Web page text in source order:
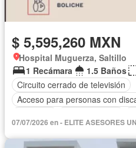
$ 5,595,260 MXN
Hospital Muguerza, Saltillo
1 Recámara
1.5 Baños
Circuito cerrado de televisión
Acceso para personas con
Cancha de tenis
07/07/2026 en - ELITE ASESORES